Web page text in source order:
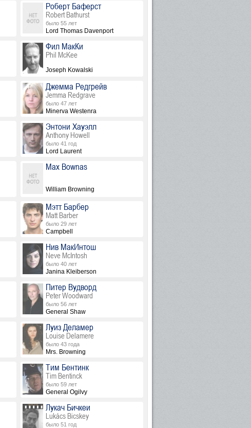
Роберт Баферст
Robert Bathurst
было 55 лет
Lord Thomas Davenport
Фил МакКи
Phil McKee
Joseph Kowalski
Джемма Редгрейв
Jemma Redgrave
было 47 лет
Minerva Westenra
Энтони Хауэлл
Anthony Howell
было 41 год
Lord Laurent
Max Bownas
William Browning
Мэтт Барбер
Matt Barber
было 29 лет
Campbell
Нив МакИнтош
Neve McIntosh
было 40 лет
Janina Kleiberson
Питер Вудворд
Peter Woodward
было 56 лет
General Shaw
Луиз Деламер
Louise Delamere
было 43 года
Mrs. Browning
Тим Бентинк
Tim Bentinck
было 59 лет
General Ogilvy
Лукач Бичкеи
Lukács Bicskey
было 51 год